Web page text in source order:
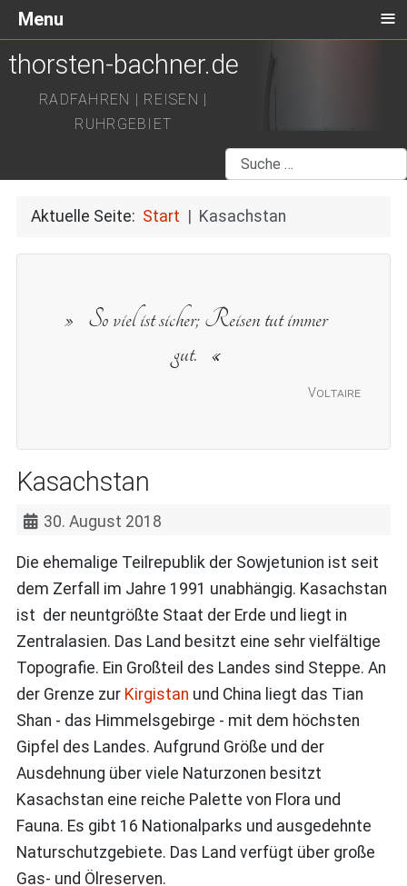
thorsten-bachner.de
RADFAHREN | REISEN |
RUHRGEBIET
Suchen
Aktuelle Seite: Start Kasachstan
Voltaire
So viel ist sicher; Reisen tut immer
gut.
Kasachstan
30. August 2018
Die ehemalige Teilrepublik der Sowjetunion ist seit
dem Zerfall im Jahre 1991 unabhängig. Kasachstan
ist der neuntgrößte Staat der Erde und liegt in
Zentralasien. Das Land besitzt eine sehr vielfältige
Topografie. Ein Großteil des Landes sind Steppe. An
der Grenze zur Kirgistan und China liegt das Tian
Shan - das Himmelsgebirge - mit dem höchsten
Gipfel des Landes. Aufgrund Größe und der
Ausdehnung über viele Naturzonen besitzt
Kasachstan eine reiche Palette von Flora und
Fauna. Es gibt 16 Nationalparks und ausgedehnte
Naturschutzgebiete. Das Land verfügt über große
Gas- und Ölreserven.
Menu ≡